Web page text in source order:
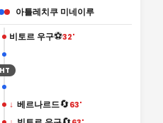
아틀레치쿠 미네이루
비토르 우구⚽32'
HT
↓ 베르나르드🔄63'